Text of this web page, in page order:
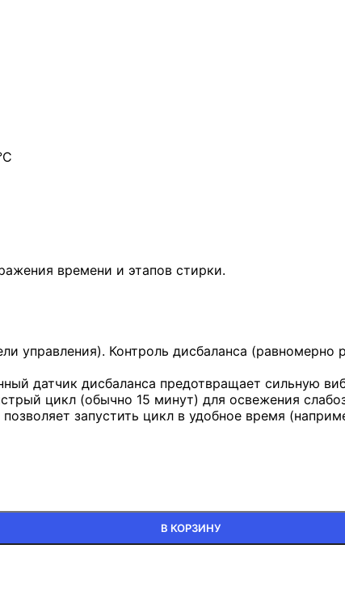
времени и этапов стирки.
управления). Контроль дисбаланса
датчик дисбаланса предотвращает сильную
цикл (обычно 15 минут) для освежения
запустить цикл в удобное время
В КОРЗИНУ